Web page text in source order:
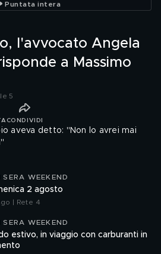
Dolci
Puntata intera
l'avvocato Angela
a Massimo
5
CONDIVIDI
aveva detto: "Non lo avrei mai
WEEKEND
2 agosto
| Rete 4
WEEKEND
estivo, in viaggio con carburanti in